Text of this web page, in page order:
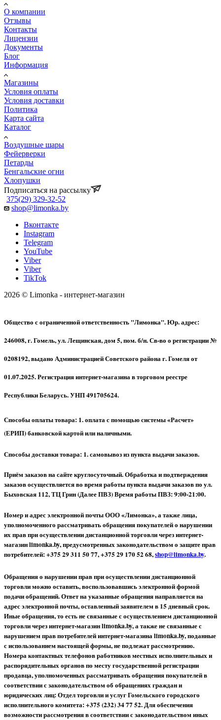
О компании
Отзывы
Контакты
Лицензии
Документы
Блог
Информация
Магазины
Условия оплаты
Условия доставки
Политика
Карта сайта
Каталог
Воздушные шары
Фейерверки
Петарды
Бенгальские огни
Хлопушки
Подписаться на рассылку
375(29) 329-32-52
shop@limonka.by
Вконтакте
Instagram
Telegram
YouTube
Viber
Viber
TikTok
2026 © Limonka - интернет-магазин
Общество с ограниченной ответственность "Лимонка". Юр. адрес:
246008, г. Гомель, ул. Лещинская, дом 5, пом. б/н. Св-во о регистрации №
0208192, выдано Администрацией Советского района г. Гомеля от
01.07.2025. Регистрация интернет-магазина в торговом реестре
Республики Беларусь. УНП 491705624.
Способы оплаты товара: 1. оплата с помощью системы «Расчет»
(ЕРИП) банковской картой или наличными.
Способы доставки товара: 1. самовывоз из пункта выдачи заказов.
Приём заказов на сайте круглосуточный. Обработка и подтверждения
заказов осуществляется во время работы пункта выдачи заказов по ул.
Быховская 112, ТЦ Грин (Далее ПВЗ) Время работы ПВЗ: 9:00-21:00.
Номер и адрес электронной почты ООО «Лимонка», а также лица,
уполномоченного рассматривать обращения покупателей о нарушении
их прав при осуществлении дистанционной торговли через интернет-
магазин limonka.by, предусмотренных законодательством о защите прав
потребителей: +375 29 311 50 77, +375 29 170 52 68,shop@limonka.by.
Обращения о нарушении прав при осуществлении дистанционной
торговли можно оставить, воспользовавшись электронной формой
подачи обращений. Ответ на указанные обращения направляется на
адрес электронной почты, оставленный заявителем в 15 дневный срок.
Иные обращения, то есть не связанные с осуществлением дистанционной
торговли через интернет-магазин limonka.by, а также не связанные с
нарушением прав потребителей интернет-магазина limonka.by, поданные
с использованием настоящей формы, не подлежат рассмотрению.
Номера контактных телефонов работников местных исполнительных и
распорядительных органов по месту государственной регистрации
продавца, уполномоченных рассматривать обращения покупателей в
соответствии с законодательством об обращениях граждан и
юридических лиц: Отдел торговли и услуг Гомельского городского
исполнительного комитета: +375 (232) 34 77 52.Для обеспечения
возможности рассмотрения в соответствии с законодательством иных